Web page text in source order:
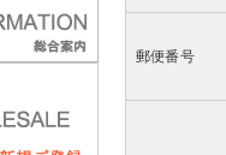
郵便番号